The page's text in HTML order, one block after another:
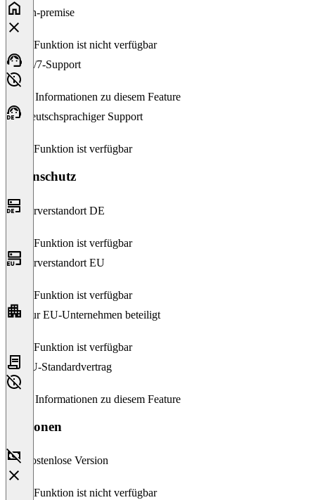
On-premise
Diese Funktion ist nicht verfügbar
24/7-Support
Keine Informationen zu diesem Feature
Deutschsprachiger Support
Diese Funktion ist verfügbar
Datenschutz
Serverstandort DE
Diese Funktion ist verfügbar
Serverstandort EU
Diese Funktion ist verfügbar
Nur EU-Unternehmen beteiligt
Diese Funktion ist verfügbar
EU-Standardvertrag
Keine Informationen zu diesem Feature
Versionen
Kostenlose Version
Diese Funktion ist nicht verfügbar